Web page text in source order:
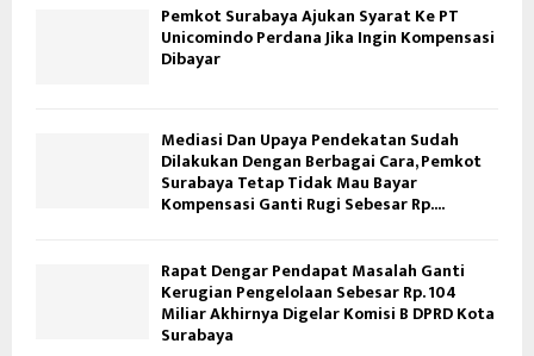
Pemkot Surabaya Ajukan Syarat Ke PT
Unicomindo Perdana Jika Ingin Kompensasi
Dibayar
Mediasi Dan Upaya Pendekatan Sudah
Dilakukan Dengan Berbagai Cara, Pemkot
Surabaya Tetap Tidak Mau Bayar
Kompensasi Ganti Rugi Sebesar Rp....
Rapat Dengar Pendapat Masalah Ganti
Kerugian Pengelolaan Sebesar Rp. 104
Miliar Akhirnya Digelar Komisi B DPRD Kota
Surabaya